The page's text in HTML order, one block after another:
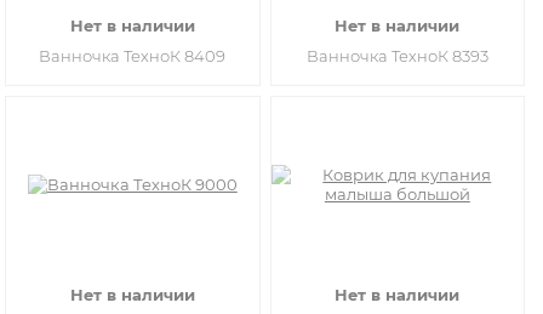
Нет в наличии
Ванночка ТехноК 8409
Нет в наличии
Ванночка ТехноК 8393
Нет в наличии
Нет в наличии